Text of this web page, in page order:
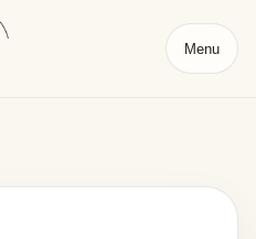
Menu